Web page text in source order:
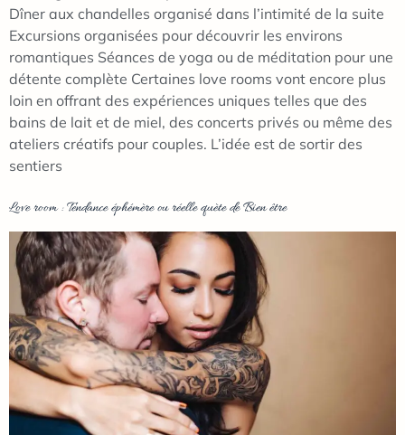
Dîner aux chandelles organisé dans l’intimité de la suite
Excursions organisées pour découvrir les environs
romantiques Séances de yoga ou de méditation pour une
détente complète Certaines love rooms vont encore plus
loin en offrant des expériences uniques telles que des
bains de lait et de miel, des concerts privés ou même des
ateliers créatifs pour couples. L’idée est de sortir des
sentiers
Love room : Tendance éphémère ou réelle quète de Bien être